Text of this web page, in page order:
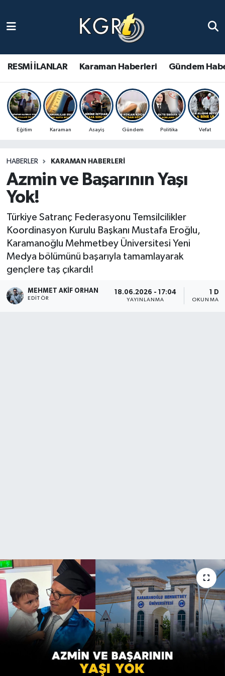
RESMİ İLANLAR Karaman Haberleri Gündem
Eğitim Karaman Asayiş Gündem Politika Vefat
HABERLER KARAMAN HABERLERI
Azmin ve Başarının Yaşı
Yok!
Türkiye Satranç Federasyonu Temsilcilikler
Koordinasyon Kurulu Başkanı Mustafa Eroğlu,
Karamanoğlu Mehmetbey Üniversitesi Yeni
Medya bölümünü başarıyla tamamlayarak
gençlere taş çıkardı!
MEHMET AKIF ORHAN
EDITÖR
18.06.2026 - 17:04
YAYINLANMA
1 DK
OKUNMA
Gündem Haberleri
Güncel Haberler
Spor Haberleri
Ulusal Haberler
Vefat Edenler